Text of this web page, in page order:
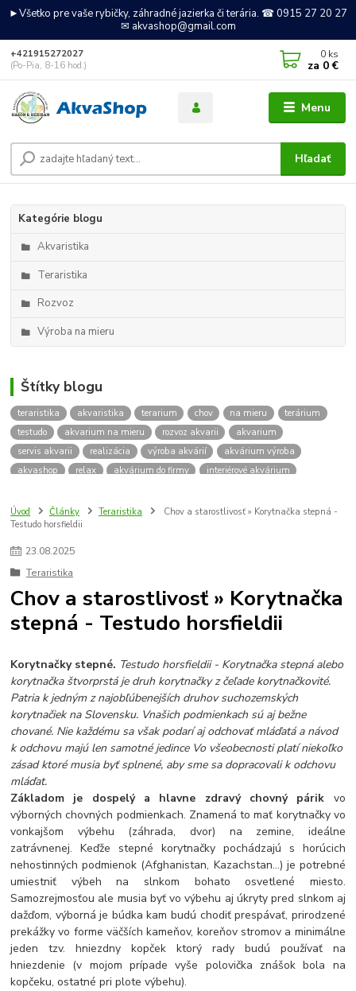
►Všetko pre vaše rybičky, záhradné jazierka či terária. ☎ 0915 27 20 27
✉ akvashop@gmail.com
Menu
Hľadať
+421915272027
(Po-Pia, 8-16 hod.)
0 ks
za 0 €
Kategórie blogu
Akvaristika
Teraristika
Rozvoz
Výroba na mieru
Štítky blogu
teraristika akvaristika terarium chov na mieru
terárium
testudo
akvarium na mieru rozvoz akvarii
akvarium
servis akvarii
realizácia výroba akvárií
akvárium výroba
akvashop
relax akvárium do firmy
interiérové akvárium
insektárium
zátuka na akvárium
paludárium
terárium pre korytnačky
skrinka
podstavec
zriaďovanie terária
terárium na mieru
terárium pre suchozemskú korytnačku
želva
korytnačky
záruka na akvárium
Úvod Články Teraristika
Chov a starostlivosť » Korytnačka stepná -
Testudo horsfieldii
23.08.2025
Teraristika
Chov a starostlivosť » Korytnačka
stepná - Testudo horsfieldii
Korytnačky stepné. Testudo horsfieldii - Korytnačka stepná alebo
korytnačka štvorprstá je druh korytnačky z čeľade korytnačkovité.
Patria k jedným z najobľúbenejších druhov suchozemských
korytnačiek na Slovensku. Vnašich podmienkach sú aj bežne
chované. Nie každému sa však podarí aj odchovať mláďatá a návod
k odchovu majú len samotné jedince Vo všeobecnosti platí niekoľko
zásad ktoré musia byť splnené, aby sme sa dopracovali k odchovu
mláďat.
Základom je dospelý a hlavne zdravý chovný párik vo
výborných chovných podmienkach. Znamená to mať korytnačky vo
vonkajšom výbehu (záhrada, dvor) na zemine, ideálne
zatrávnenej. Keďže stepné korytnačky pochádzajú s horúcich
nehostinných podmienok (Afghanistan, Kazachstan…) je potrebné
umiestniť výbeh na slnkom bohato osvetlené miesto.
Samozrejmosťou ale musia byť vo výbehu aj úkryty pred slnkom aj
dažďom, výborná je búdka kam budú chodiť prespávať, prirodzené
prekážky vo forme väčších kameňov, koreňov stromov a minimálne
jeden tzv. hniezdny kopček ktorý rady budú používať na
hniezdenie (v mojom prípade vyše polovička znášok bola na
kopčeku, ostatné pri plote výbehu).